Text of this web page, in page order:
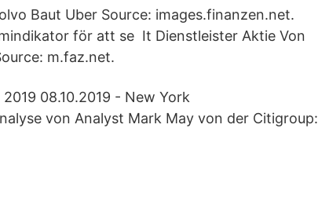
Baut Uber Source: images.finanzen.net.
för att se It Dienstleister Aktie Von
m.faz.net.
08.10.2019 - New York
von Analyst Mark May von der Citigroup: